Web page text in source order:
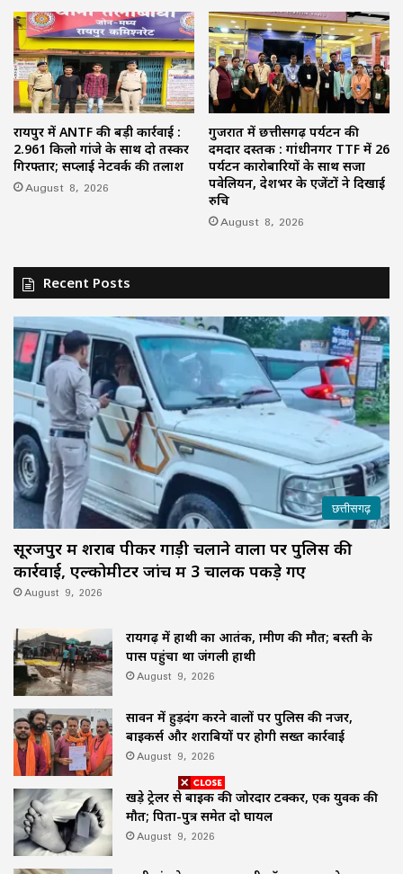
रायपुर में ANTF की बड़ी कार्रवाई :
2.961 किलो गांजे के साथ दो तस्कर
गिरफ्तार; सप्लाई नेटवर्क की तलाश
August 8, 2026
गुजरात में छत्तीसगढ़ पर्यटन की
दमदार दस्तक : गांधीनगर TTF में 26
पर्यटन कारोबारियों के साथ सजा
पवेलियन, देशभर के एजेंटों ने दिखाई
रुचि
August 8, 2026
Recent Posts
छत्तीसगढ़
सूरजपुर में शराब पीकर गाड़ी चलाने वालों पर पुलिस की
कार्रवाई, एल्कोमीटर जांच में 3 चालक पकड़े गए
August 9, 2026
रायगढ़ में हाथी का आतंक, ग्रामीण की मौत; बस्ती के
पास पहुंचा था जंगली हाथी
August 9, 2026
सावन में हुड़दंग करने वालों पर पुलिस की नजर,
बाइकर्स और शराबियों पर होगी सख्त कार्रवाई
August 9, 2026
खड़े ट्रेलर से बाइक की जोरदार टक्कर, एक युवक की
मौत; पिता-पुत्र समेत दो घायल
August 9, 2026